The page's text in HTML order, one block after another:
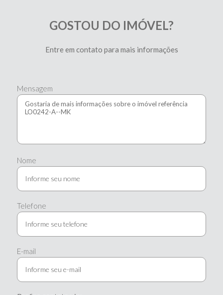
GOSTOU DO IMÓVEL?
Entre em contato para mais informações
Mensagem
Nome
Telefone
E-mail